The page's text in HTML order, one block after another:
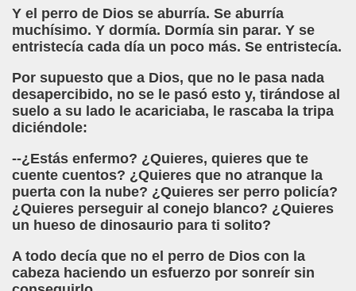
Y el perro de Dios se aburría. Se aburría
muchísimo. Y dormía. Dormía sin parar. Y se
entristecía cada día un poco más. Se entristecía.
Por supuesto que a Dios, que no le pasa nada
desapercibido, no se le pasó esto y, tirándose al
suelo a su lado le acariciaba, le rascaba la tripa
diciéndole:
--¿Estás enfermo? ¿Quieres, quieres que te
cuente cuentos? ¿Quieres que no atranque la
puerta con la nube? ¿Quieres ser perro policía?
¿Quieres perseguir al conejo blanco? ¿Quieres
un hueso de dinosaurio para ti solito?
A todo decía que no el perro de Dios con la
cabeza haciendo un esfuerzo por sonreír sin
(Lola Bogas)
Ciego Integrado a la Escuela Regular (José
(María Jesús Cañamares)
Solana)
(Pedro Zurita)
el Alumnado y Carta del Director a los padres (Col.
(Àngel Mas Parera)